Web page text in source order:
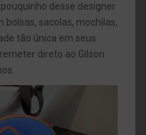
desse designer
bolsas, sacolas, mochilas,
tão única em seus
direto ao Gilson